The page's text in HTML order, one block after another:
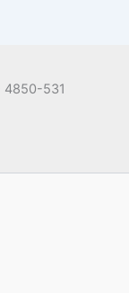
4850-531